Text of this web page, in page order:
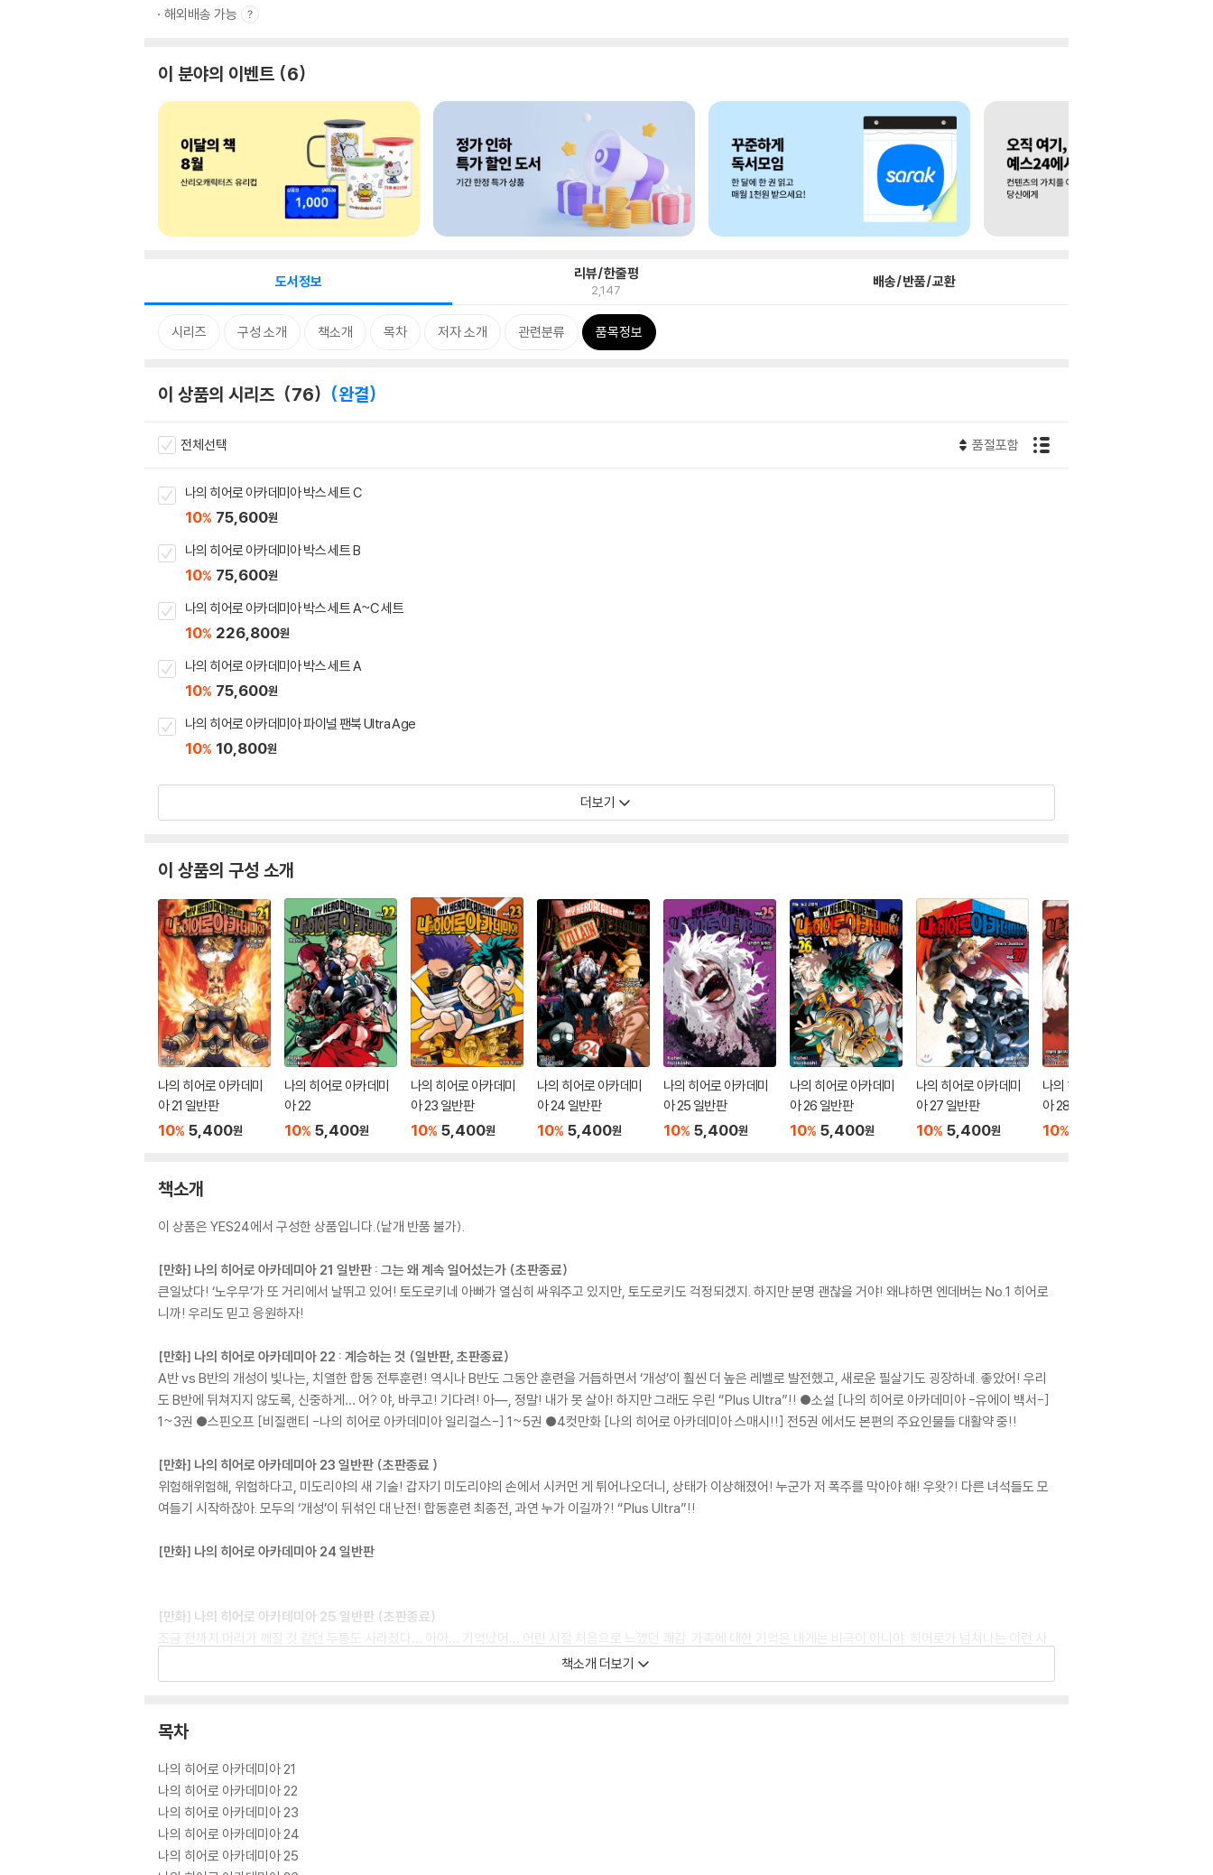
해외배송 가능
이 분야의 이벤트 6
도서정보 리뷰/한줄평
2,147 배송/반품/교환
시리즈 구성 소개 책소개 목차 저자 소개 관련분류 품목정보
이 상품의 시리즈 76 완결
전체선택 품절포함
나의 히어로 아카데미아 박스 세트 C
10% 75,600원
나의 히어로 아카데미아 박스 세트 B
10% 75,600원
나의 히어로 아카데미아 박스 세트 A~C 세트
10% 226,800원
나의 히어로 아카데미아 박스 세트 A
10% 75,600원
나의 히어로 아카데미아 파이널 팬북 Ultra Age
10% 10,800원
더보기
이 상품의 구성 소개
나의 히어로 아카데미
아 21 일반판
10% 5,400원
나의 히어로 아카데미
아 22
10% 5,400원
나의 히어로 아카데미
아 23 일반판
10% 5,400원
나의 히어로 아카데미
아 24 일반판
10% 5,400원
나의 히어로 아카데미
아 25 일반판
10% 5,400원
나의 히어로 아카데미
아 26 일반판
10% 5,400원
나의 히어로 아카데미
아 27 일반판
10% 5,400원
나의 히어로 아카데미
아 28
10%
책소개
이 상품은 YES24에서 구성한 상품입니다.(낱개 반품 불가).
[만화] 나의 히어로 아카데미아 21 일반판 : 그는 왜 계속 일어섰는가 (초판종료)
큰일났다! ‘노우무’가 또 거리에서 날뛰고 있어! 토도로키네 아빠가 열심히 싸워주고 있지만, 토도로키도 걱정되겠지. 하지만 분명 괜찮을 거야! 왜냐하면 엔데버는 No.1 히어로
니까! 우리도 믿고 응원하자!
[만화] 나의 히어로 아카데미아 22 : 계승하는 것 (일반판, 초판종료)
A반 vs B반의 개성이 빛나는, 치열한 합동 전투훈련! 역시나 B반도 그동안 훈련을 거듭하면서 ‘개성’이 훨씬 더 높은 레벨로 발전했고, 새로운 필살기도 굉장하네. 좋았어! 우리
도 B반에 뒤쳐지지 않도록, 신중하게… 어? 야, 바쿠고! 기다려! 아―, 정말! 내가 못 살아! 하지만 그래도 우린 “Plus Ultra”!! ●소설 [나의 히어로 아카데미아 -유에이 백서-]
1~3권 ●스핀오프 [비질랜티 -나의 히어로 아카데미아 일리걸스-] 1~5권 ●4컷만화 [나의 히어로 아카데미아 스매시!!] 전5권 에서도 본편의 주요인물들 대활약 중!!
[만화] 나의 히어로 아카데미아 23 일반판 (초판종료 )
위험해위험해, 위험하다고, 미도리야의 새 기술! 갑자기 미도리야의 손에서 시커먼 게 튀어나오더니, 상태가 이상해졌어! 누군가 저 폭주를 막아야 해! 우왓?! 다른 녀석들도 모
여들기 시작하잖아. 모두의 ‘개성’이 뒤섞인 대 난전! 합동훈련 최종전, 과연 누가 이길까?! “Plus Ultra”!!
[만화] 나의 히어로 아카데미아 24 일반판
[만화] 나의 히어로 아카데미아 25 일반판 (초판종료)
조금 전까지 머리가 깨질 것 같던 두통도 사라졌다… 아아… 기억났어… 어린 시절 처음으로 느꼈던 쾌감. 가족에 대한 기억은 내게는 비극이 아니야. 히어로가 넘쳐나는 이런 사
회도, 미래도 필요없어… 전부 박살나버리라고!! 이능력 해방군과 맞서 싸우던 빌런 연합. 최고지도자인 ‘리 디스트로’를 상대하던 시가라키 토무라는, 위기 상황에서 어릴 때의
기억을 되찾음과 동시에 엄청난 능력을 개방하는데--.
[만화] 나의 히어로 아카데미아 26 일반판 (초판 종료 )
사정을 모른 채로, 엔데버 기획사에 인턴으로 들어간 미도리야, 바쿠고, 토도로키. No.1 히어로인 엔데버 밑에서 햇병아리 히어로 세 사람이 눈부신 성장을 보이는 가운데, 우연
히 토도로키 집안의 복잡한 가정사에도 말려들게 되는데---.
[만화] 나의 히어로 아카데미아 27 일반판 (초판종료)
히어로 VS 초현실 해방전선, 전면전쟁!! 마침내 히어로들의 빌런 아지트 일제 습격작전이 시작됐다.
책소개 더보기
목차
나의 히어로 아카데미아 21
나의 히어로 아카데미아 22
나의 히어로 아카데미아 23
나의 히어로 아카데미아 24
나의 히어로 아카데미아 25